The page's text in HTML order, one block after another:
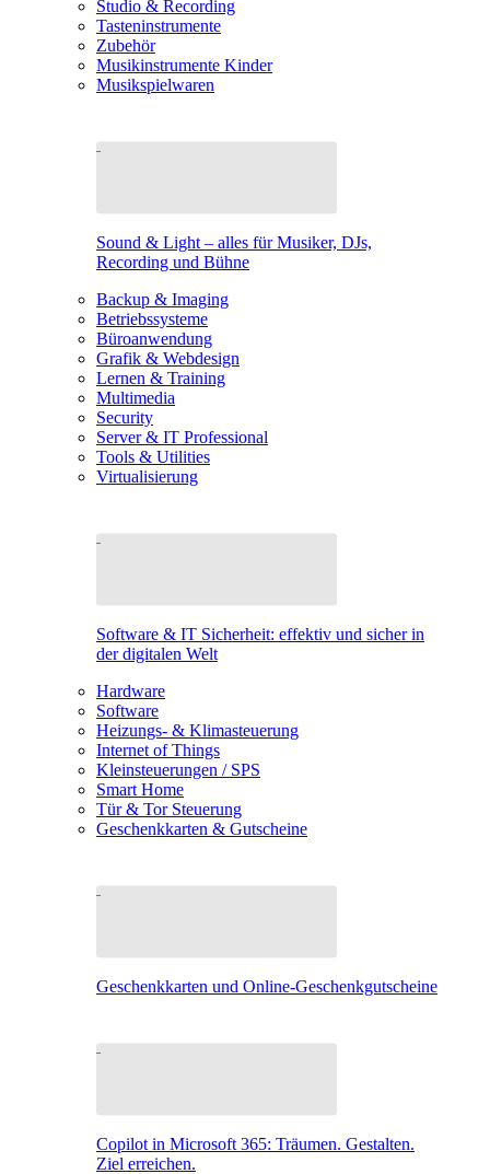
Studio & Recording
Tasteninstrumente
Zubehör
Musikinstrumente Kinder
Musikspielwaren
Sound & Light – alles für Musiker, DJs,
Recording und Bühne
Backup & Imaging
Betriebssysteme
Büroanwendung
Grafik & Webdesign
Lernen & Training
Multimedia
Security
Server & IT Professional
Tools & Utilities
Virtualisierung
Software & IT Sicherheit: effektiv und sicher in
der digitalen Welt
Hardware
Software
Heizungs- & Klimasteuerung
Internet of Things
Kleinsteuerungen / SPS
Smart Home
Tür & Tor Steuerung
Geschenkkarten & Gutscheine
Geschenkkarten und Online-Geschenkgutscheine
Copilot in Microsoft 365: Träumen. Gestalten.
Ziel erreichen.